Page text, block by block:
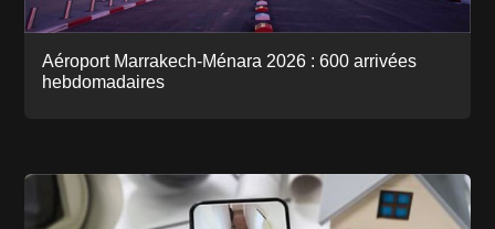
Aéroport Marrakech-Ménara 2026 : 600 arrivées
hebdomadaires